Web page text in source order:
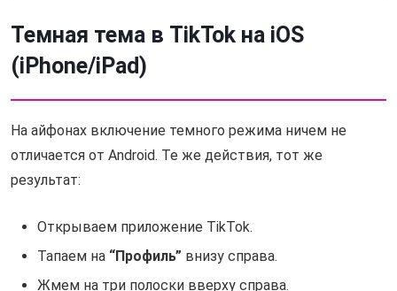
Темная тема в TikTok на iOS
(iPhone/iPad)
На айфонах включение темного режима ничем не
отличается от Android. Те же действия, тот же
результат:
Открываем приложение TikTok.
Тапаем на “Профиль” внизу справа.
Жмем на три полоски вверху справа.